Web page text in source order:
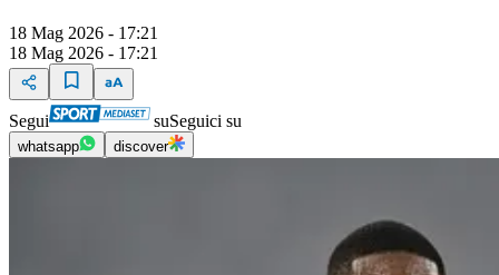
18 Mag 2026 - 17:21
18 Mag 2026 - 17:21
Segui suSeguici su
whatsapp discover